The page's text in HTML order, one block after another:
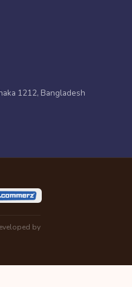
1212, Bangladesh
by